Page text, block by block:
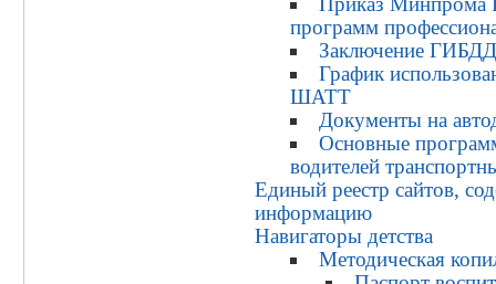
программ
Заключение
График
ШАТТ
Документы на
Основные
водителей
Единый реестр сайтов,
информацию
Навигаторы детства
Методическая